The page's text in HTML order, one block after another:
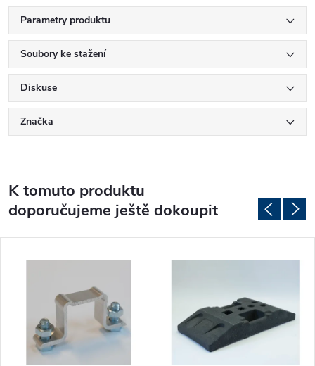
Parametry produktu
Soubory ke stažení
Diskuse
Značka
K tomuto produktu
doporučujeme ještě dokoupit